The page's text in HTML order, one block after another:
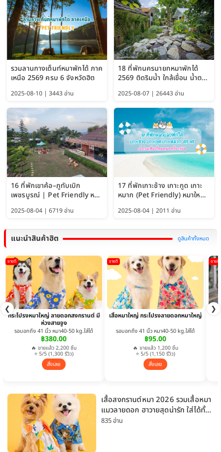
รวมลานกางเต็นท์หมาพักได้ ภาค
เหนือ 2569 ครบ 6 จังหวัดฮิต
2025-08-10 | 3443 อ่าน
18 ที่พักนครนายกหมาพักได้
2569 ติดริมน้ำ ใกล้เขื่อน น้ำตก
ได้
2025-08-07 | 26443 อ่าน
16 ที่พักเขาค้อ–ภูทับเบิก
เพชรบูรณ์ | Pet Friendly หมา
2025-08-04 | 6719 อ่าน
17 ที่พักเกาะช้าง เกาะกูด เกาะ
หมาก (Pet Friendly) หมาใหญ่
2025-08-04 | 2011 อ่าน
แนะนำสินค้าฮิต ดูสินค้าทั้งหมด
❮ ❯
ขายดี
กระโปรงหมาใหญ่ ลายดอกสงกรานต์ มี
ห่วงสายจูง
รอบอกถึง 41 นิ้ว หมา40-50 kg.ใส่ได้
฿380.00
🔥 ขายแล้ว 2,200 ชิ้น
⭐ 5/5 (1,300 รีวิว)
สั่งเลย
ขายดี
เสื้อหมาใหญ่ กระโปรงลายดอกหมาใหญ่
รอบอกถึง 41 นิ้ว หมา40-50 kg.ใส่ได้
฿95.00
🔥 ขายแล้ว 1,200 ชิ้น
⭐ 5/5 (1,150 รีวิว)
สั่งเลย
ขายดี
เสื้อสงกรานต์หมา 2026 รวมเสื้อหมา
แมวลายดอก ฮาวายสุดน่ารัก ใส่ได้ทั้ง
หมาเล็กและหมาใหญ่
835 อ่าน